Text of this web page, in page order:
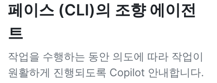
페이스 (CLI)의 조향 에이전
트
작업을 수행하는 동안 의도에 따라 작업이
원활하게 진행되도록 Copilot 안내합니다.